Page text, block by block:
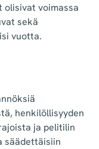
voimassa
sekä
vuotta.
henkilöllisyyden
ja pelitilin
säädettäisiin